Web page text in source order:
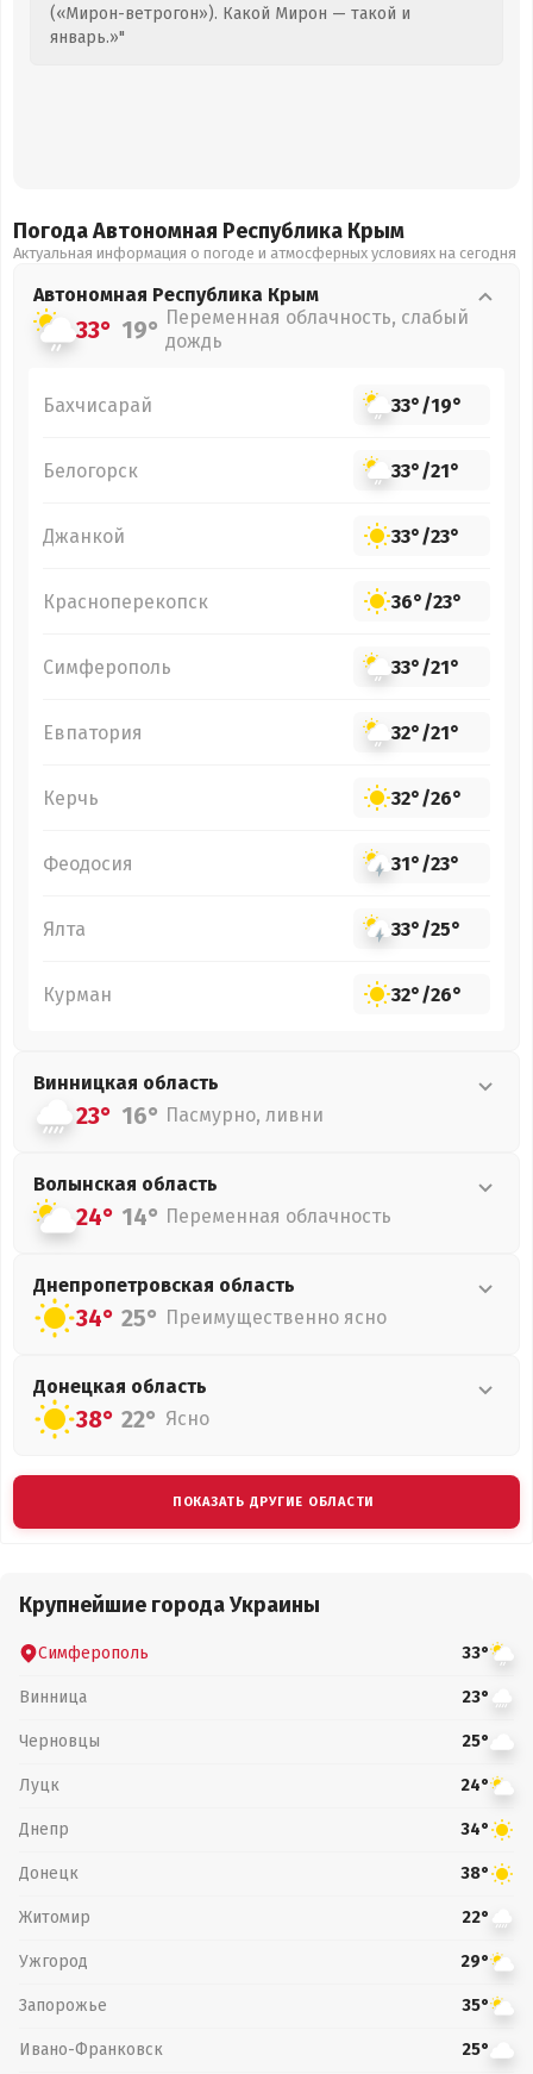
(«Мирон-ветрогон»). Какой Мирон — такой и
январь.»"
Погода Автономная Республика Крым
Актуальная информация о погоде и атмосферных условиях на сегодня
Автономная Республика Крым
33° 19° Переменная облачность, слабый
дождь
Бахчисарай 33°/19°
Белогорск 33°/21°
Джанкой 33°/23°
Красноперекопск 36°/23°
Симферополь 33°/21°
Евпатория 32°/21°
Керчь 32°/26°
Феодосия 31°/23°
Ялта 33°/25°
Курман 32°/26°
Винницкая область
23° 16° Пасмурно, ливни
Волынская область
24° 14° Переменная облачность
Днепропетровская область
34° 25° Преимущественно ясно
Донецкая область
38° 22° Ясно
ПОКАЗАТЬ ДРУГИЕ ОБЛАСТИ
Крупнейшие города Украины
Симферополь 33°
Винница 23°
Черновцы 25°
Луцк 24°
Днепр 34°
Донецк 38°
Житомир 22°
Ужгород 29°
Запорожье 35°
Ивано-Франковск 25°